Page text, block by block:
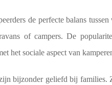
de perfecte balans
of campers. De
het sociale aspect van
bijzonder geliefd bij